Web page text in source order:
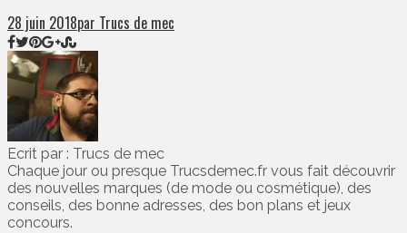
28 juin 2018par Trucs de mec
Ecrit par : Trucs de mec
Chaque jour ou presque Trucsdemec.fr vous fait découvrir
des nouvelles marques (de mode ou cosmétique), des
conseils, des bonne adresses, des bon plans et jeux
concours.